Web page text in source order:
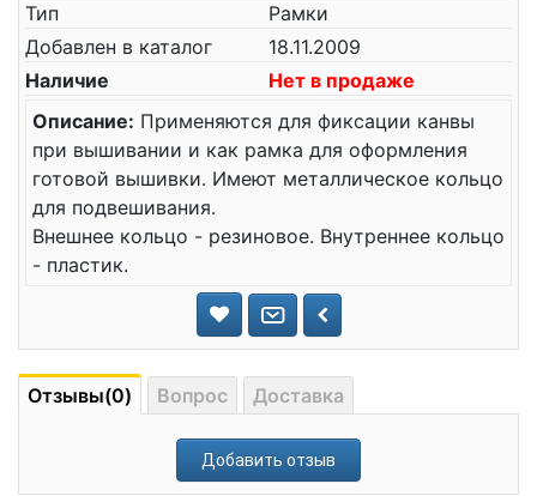
Тип
Рамки
Добавлен в каталог
18.11.2009
Наличие
Нет в продаже
Описание: Применяются для фиксации канвы
при вышивании и как рамка для оформления
готовой вышивки. Имеют металлическое кольцо
для подвешивания.
Внешнее кольцо - резиновое. Внутреннее кольцо
- пластик.
Отзывы(0) Вопрос Доставка
Добавить отзыв